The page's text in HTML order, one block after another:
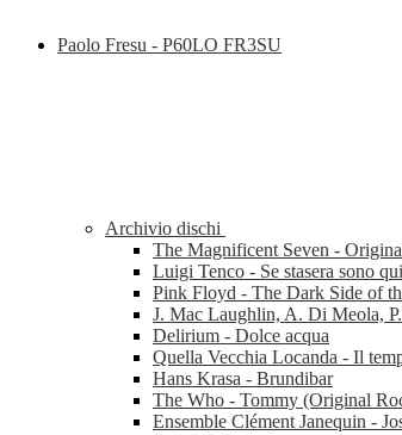
Paolo Fresu - P60LO FR3SU
Archivio dischi
The Magnificent Seven -
Luigi Tenco - Se stasera sono qui
Pink Floyd - The Dark Side of
J. Mac Laughlin, A. Di Meola,
Delirium - Dolce acqua
Quella Vecchia Locanda - Il
Hans Krasa - Brundibar
The Who - Tommy (Original
Ensemble Clément Janequin -